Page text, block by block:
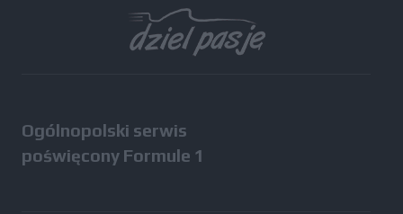
Ogólnopolski serwis
poświęcony Formule 1